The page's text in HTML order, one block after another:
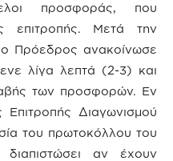
προσφοράς, που
επιτροπής. Μετά την
Πρόεδρος ανακοίνωσε
λίγα λεπτά (2-3) και
των προσφορών. Εν
Διαγωνισμού
του πρωτοκόλλου του
αν έχουν